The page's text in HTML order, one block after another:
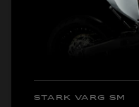
STARK VARG SM